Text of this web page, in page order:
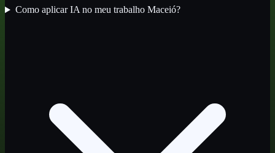
Como aplicar IA no meu trabalho Maceió?